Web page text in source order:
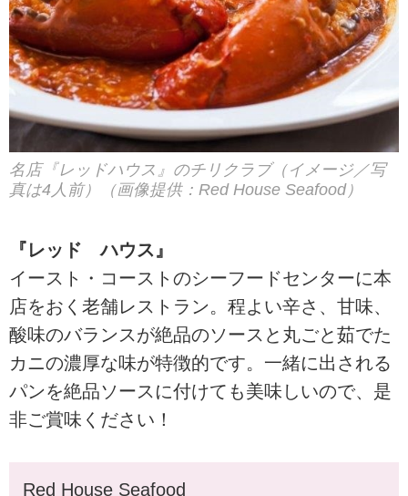
名店『レッドハウス』のチリクラブ（イメージ／写
真は4人前）（画像提供：Red House Seafood）
『レッド ハウス』
イースト・コーストのシーフードセンターに本
店をおく老舗レストラン。程よい辛さ、甘味、
酸味のバランスが絶品のソースと丸ごと茹でた
カニの濃厚な味が特徴的です。一緒に出される
パンを絶品ソースに付けても美味しいので、是
非ご賞味ください！
Red House Seafood